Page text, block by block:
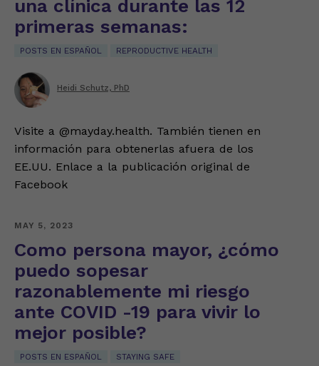
una clínica durante las 12
primeras semanas:
POSTS EN ESPAÑOL REPRODUCTIVE HEALTH
Heidi Schutz, PhD
Visite a @mayday.health. También tienen en
información para obtenerlas afuera de los
EE.UU. Enlace a la publicación original de
Facebook
MAY 5, 2023
Como persona mayor, ¿cómo
puedo sopesar
razonablemente mi riesgo
ante COVID -19 para vivir lo
mejor posible?
POSTS EN ESPAÑOL STAYING SAFE